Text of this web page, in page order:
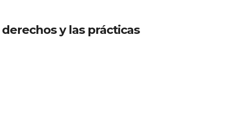
y las prácticas